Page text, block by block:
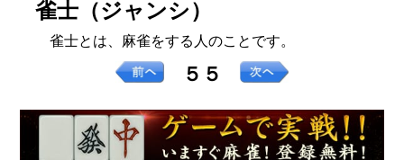
雀士（ジャンシ）
雀士とは、麻雀をする人のことです。
５５